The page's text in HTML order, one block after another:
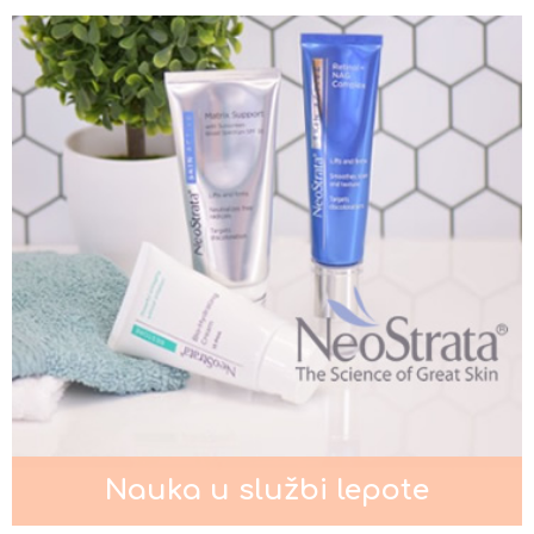
Nega kose za muškarce
Kada je potrebno intenzivno
podmlađivanje lica?
Pigmentacije na licu
Nauka u službi lepote